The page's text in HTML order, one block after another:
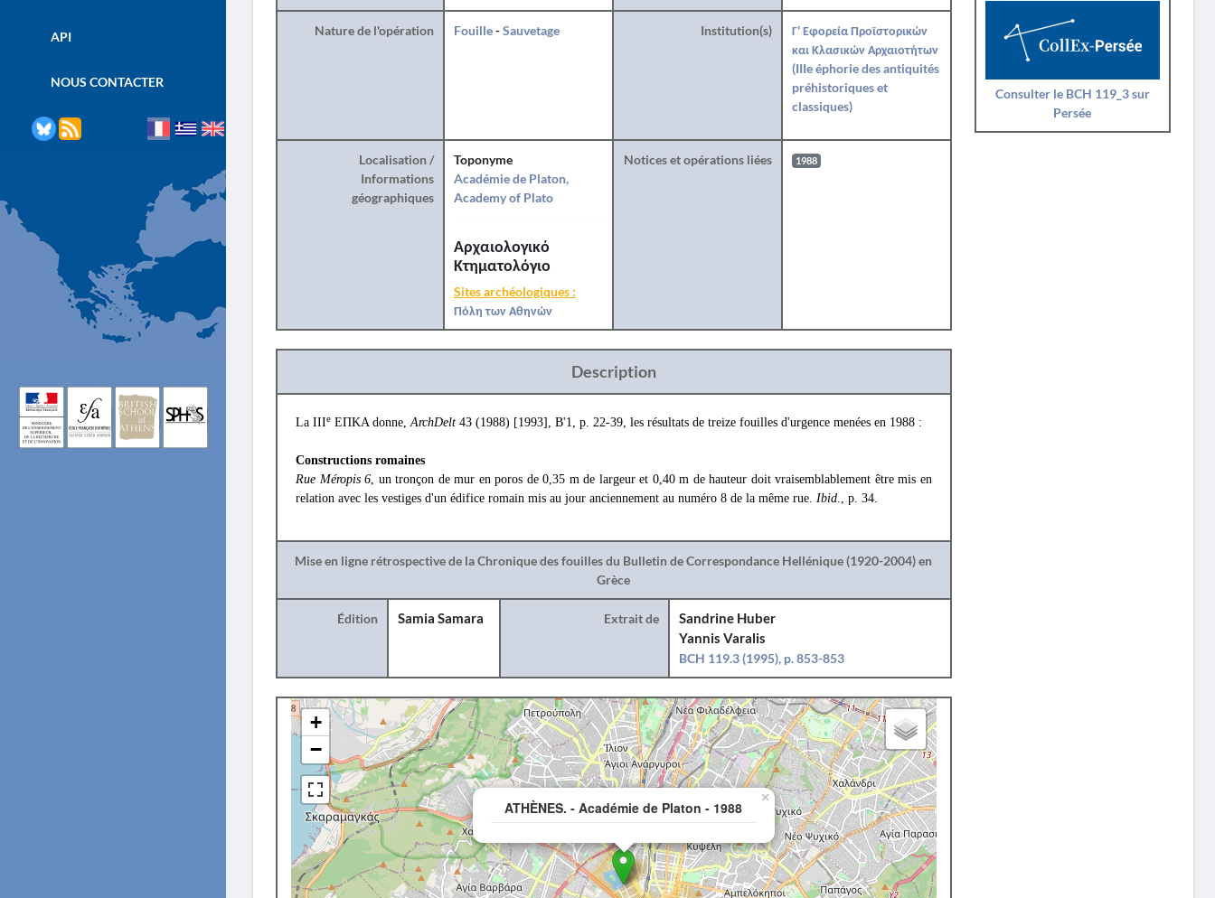
API
NOUS CONTACTER
Nature de l'opération Fouille-Sauvetage Institution(s)
Γ' Εφορεία Προϊστορικών
και Κλασικών Αρχαιοτήτων
(IIIe éphorie des antiquités
préhistoriques et
classiques)
Localisation /
Informations
géographiques
Toponyme
Académie de Platon,
Academy of Plato
Αρχαιολογικό
Κτηματολόγιο
Sites archéologiques :
Πόλη των Αθηνών
Notices et opérations liées 1988
Description
La IIIe ΕΠΚΑ donne,ArchDelt 43 (1988) [1993], Β'1, p. 22-39, les résultats de treize fouilles d'urgence menées en 1988 :
Constructions romaines
Rue Méropis 6, un tronçon de mur en poros de 0,35 m de largeur et 0,40 m de hauteur doit vraisemblablement être mis en
relation avec les vestiges d'un édifice romain mis au jour anciennement au numéro 8 de la même rue. Ibid., p. 34.
Mise en ligne rétrospective de la Chronique des fouilles du Bulletin de Correspondance Hellénique (1920-2004) en
Grèce
Édition Samia Samara Extrait de
Sandrine Huber
Yannis Varalis
BCH 119.3 (1995), p. 853-853
ATHÈNES. - Académie de Platon - 1988
×
+
−
Consulter le BCH 119_3 sur
Persée